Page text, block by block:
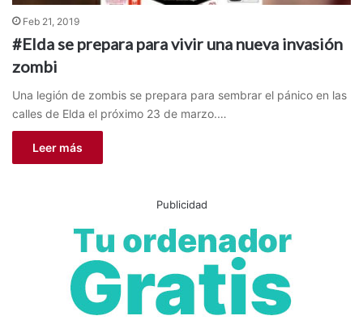
Feb 21, 2019
#Elda se prepara para vivir una nueva invasión
zombi
Una legión de zombis se prepara para sembrar el pánico en las
calles de Elda el próximo 23 de marzo.…
Leer más
Publicidad